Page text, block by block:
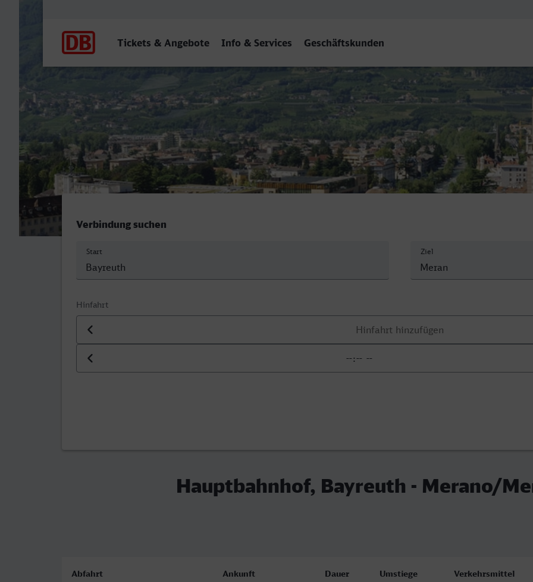
Tickets & Angebote Info & Services Geschäftskunden
Hauptbahnhof, Bayreuth - Merano/Meran
Verbindung suchen
Start Ziel
Hinfahrt
Datum der Hinfahrt
Uhrzeit der Hinfahrt
Hauptbahnhof, Bayreuth - Merano/
Abfahrt Ankunft Dauer Umstiege Verkehrsmittel